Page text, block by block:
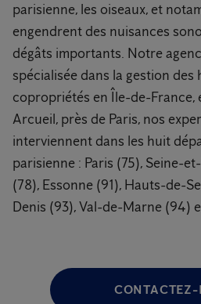
parisienne, les oiseaux, et
engendrent des nuisances
dégâts importants. Notre
spécialisée dans la gestion des
copropriétés en Île-de-France,
Arcueil, près de Paris, nos
interviennent dans les huit
parisienne : Paris (75), Seine-
(78), Essonne (91), Hauts-de-
Denis (93), Val-de-Marne (94)
CONTACTEZ-